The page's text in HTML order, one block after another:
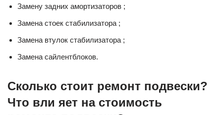
Замену задних амортизаторов ;
Замена стоек стабилизатора ;
Замена втулок стабилизатора ;
Замена сайлентблоков.
Сколько стоит ремонт подвески?
Что вли яет на стоимость